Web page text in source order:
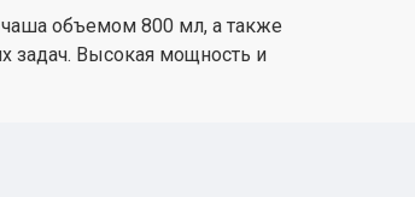
объемом 800 мл, а также
задач. Высокая мощность и